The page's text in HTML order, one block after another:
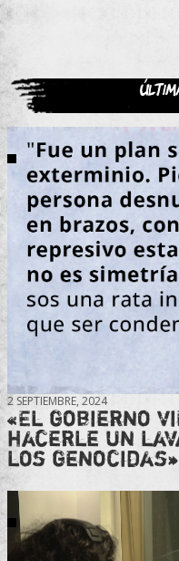
2 SEPTIEMBRE, 2024
«El gobierno
hacerle un
los genocidas»